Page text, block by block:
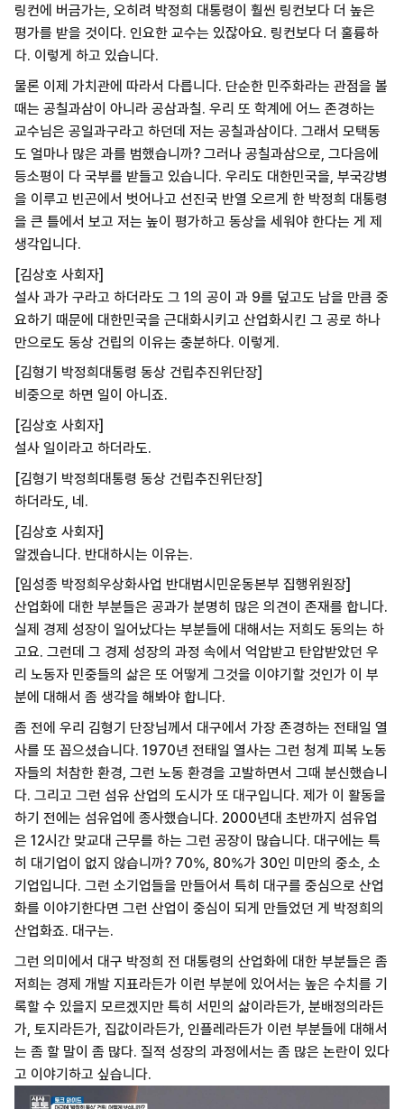
링컨에 버금가는, 오히려 박정희 대통령이 훨씬 링컨보다 더 높은
평가를 받을 것이다. 인요한 교수는 있잖아요. 링컨보다 더 훌륭하
다. 이렇게 하고 있습니다.
물론 이제 가치관에 따라서 다릅니다. 단순한 민주화라는 관점을 볼
때는 공칠과삼이 아니라 공삼과칠. 우리 또 학계에 어느 존경하는
교수님은 공일과구라고 하던데 저는 공칠과삼이다. 그래서 모택동
도 얼마나 많은 과를 범했습니까? 그러나 공칠과삼으로, 그다음에
등소평이 다 국부를 받들고 있습니다. 우리도 대한민국을, 부국강병
을 이루고 빈곤에서 벗어나고 선진국 반열 오르게 한 박정희 대통령
을 큰 틀에서 보고 저는 높이 평가하고 동상을 세워야 한다는 게 제
생각입니다.
[김상호 사회자]
설사 과가 구라고 하더라도 그 1의 공이 과 9를 덮고도 남을 만큼 중
요하기 때문에 대한민국을 근대화시키고 산업화시킨 그 공로 하나
만으로도 동상 건립의 이유는 충분하다. 이렇게.
[김형기 박정희대통령 동상 건립추진위단장]
비중으로 하면 일이 아니죠.
[김상호 사회자]
설사 일이라고 하더라도.
[김형기 박정희대통령 동상 건립추진위단장]
하더라도, 네.
[김상호 사회자]
알겠습니다. 반대하시는 이유는.
[임성종 박정희우상화사업 반대범시민운동본부 집행위원장]
산업화에 대한 부분들은 공과가 분명히 많은 의견이 존재를 합니다.
실제 경제 성장이 일어났다는 부분들에 대해서는 저희도 동의는 하
고요. 그런데 그 경제 성장의 과정 속에서 억압받고 탄압받았던 우
리 노동자 민중들의 삶은 또 어떻게 그것을 이야기할 것인가 이 부
분에 대해서 좀 생각을 해봐야 합니다.
좀 전에 우리 김형기 단장님께서 대구에서 가장 존경하는 전태일 열
사를 또 꼽으셨습니다. 1970년 전태일 열사는 그런 청계 피복 노동
자들의 처참한 환경, 그런 노동 환경을 고발하면서 그때 분신했습니
다. 그리고 그런 섬유 산업의 도시가 또 대구입니다. 제가 이 활동을
하기 전에는 섬유업에 종사했습니다. 2000년대 초반까지 섬유업
은 12시간 맞교대 근무를 하는 그런 공장이 많습니다. 대구에는 특
히 대기업이 없지 않습니까? 70%, 80%가 30인 미만의 중소, 소
기업입니다. 그런 소기업들을 만들어서 특히 대구를 중심으로 산업
화를 이야기한다면 그런 산업이 중심이 되게 만들었던 게 박정희의
산업화죠. 대구는.
그런 의미에서 대구 박정희 전 대통령의 산업화에 대한 부분들은 좀
저희는 경제 개발 지표라든가 이런 부분에 있어서는 높은 수치를 기
록할 수 있을지 모르겠지만 특히 서민의 삶이라든가, 분배정의라든
가, 토지라든가, 집값이라든가, 인플레라든가 이런 부분들에 대해서
는 좀 할 말이 좀 많다. 질적 성장의 과정에서는 좀 많은 논란이 있다
고 이야기하고 싶습니다.